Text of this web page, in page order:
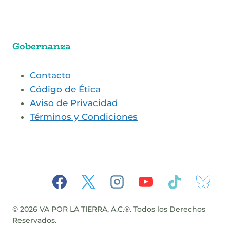
Gobernanza
Contacto
Código de Ética
Aviso de Privacidad
Términos y Condiciones
© 2026 VA POR LA TIERRA, A.C.®. Todos los Derechos
Reservados.